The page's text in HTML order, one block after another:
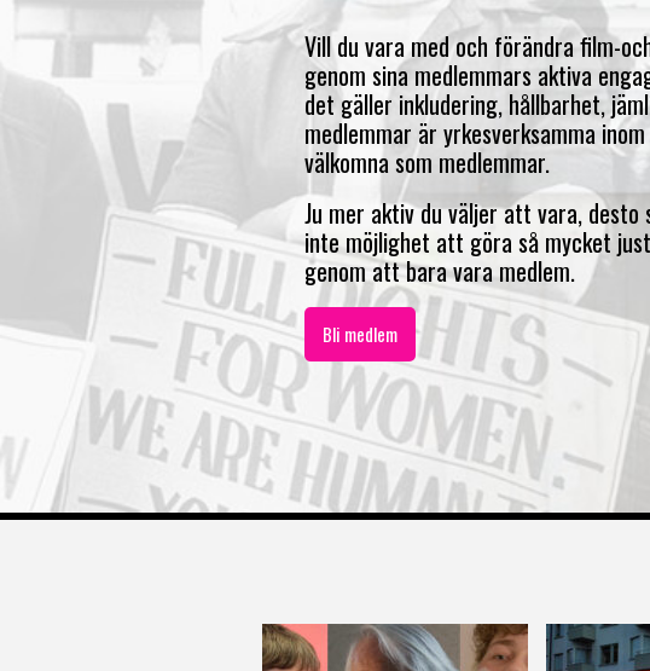
Vill du vara med och förändra film-
genom sina medlemmars aktiva
det gäller inkludering, hållbarhet,
medlemmar är yrkesverksamma
välkomna som medlemmar.
Ju mer aktiv du väljer att vara,
inte möjlighet att göra så mycket
genom att bara vara medlem.
Bli medlem